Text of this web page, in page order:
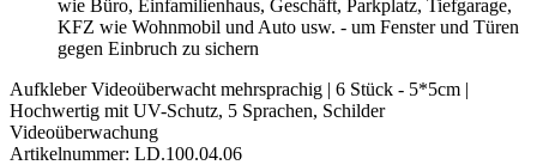
wie Büro, Einfamilienhaus, Geschäft, Parkplatz, Tiefgarage,
KFZ wie Wohnmobil und Auto usw. - um Fenster und Türen
gegen Einbruch zu sichern
Aufkleber Videoüberwacht mehrsprachig | 6 Stück - 5*5cm |
Hochwertig mit UV-Schutz, 5 Sprachen, Schilder
Videoüberwachung
Artikelnummer: LD.100.04.06